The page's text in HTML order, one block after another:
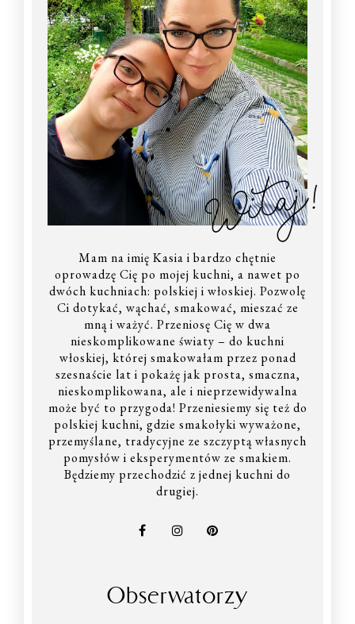
Witaj!
Mam na imię Kasia i bardzo chętnie
oprowadzę Cię po mojej kuchni, a nawet po
dwóch kuchniach: polskiej i włoskiej. Pozwolę
Ci dotykać, wąchać, smakować, mieszać ze
mną i ważyć. Przeniosę Cię w dwa
nieskomplikowane światy – do kuchni
włoskiej, której smakowałam przez ponad
szesnaście lat i pokażę jak prosta, smaczna,
nieskomplikowana, ale i nieprzewidywalna
może być to przygoda! Przeniesiemy się też do
polskiej kuchni, gdzie smakołyki wyważone,
przemyślane, tradycyjne ze szczyptą własnych
pomysłów i eksperymentów ze smakiem.
Będziemy przechodzić z jednej kuchni do
drugiej.
Obserwatorzy